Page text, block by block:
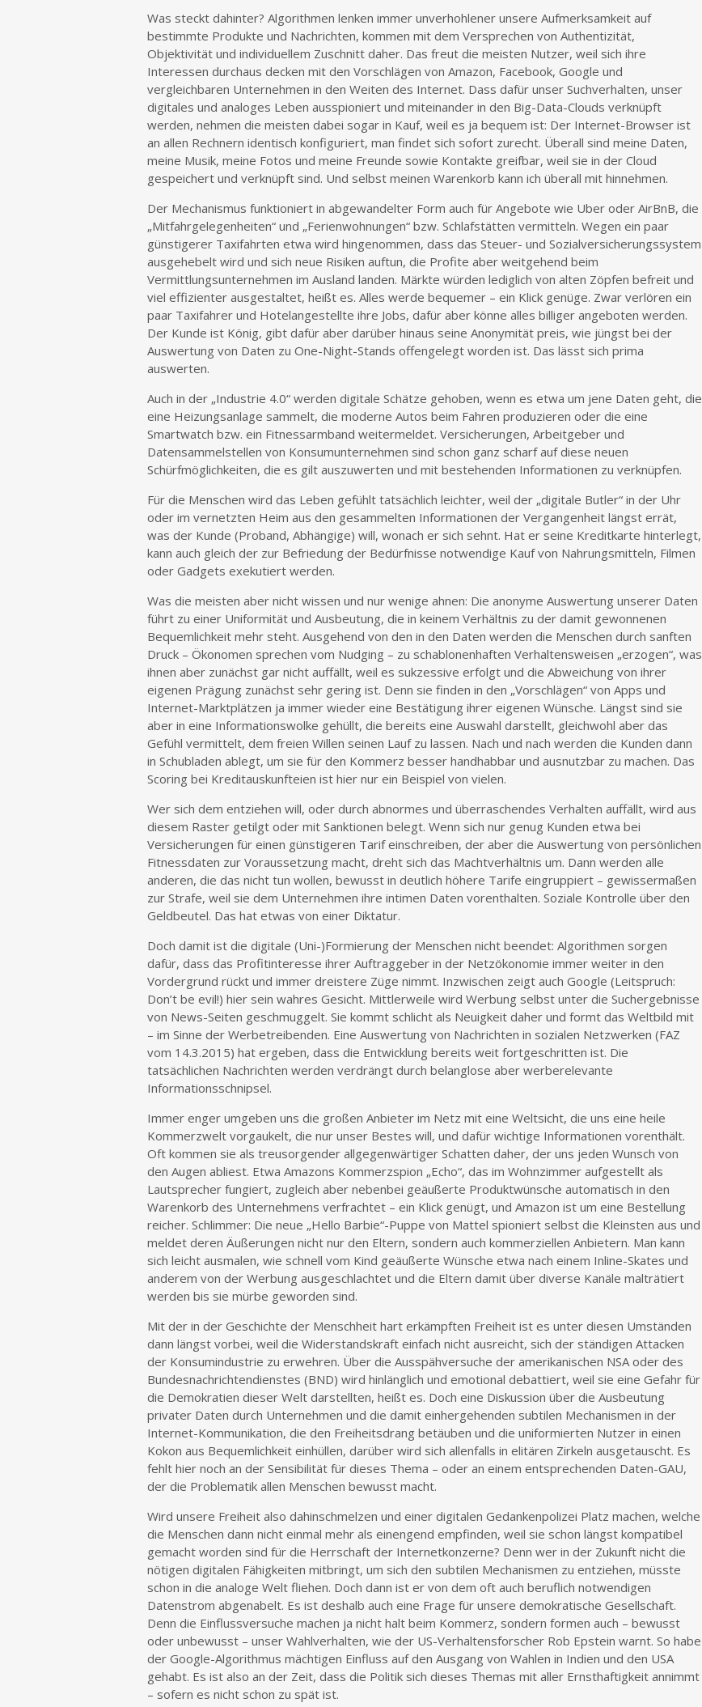
Was steckt dahinter? Algorithmen lenken immer unverhohlener unsere Aufmerksamkeit auf
bestimmte Produkte und Nachrichten, kommen mit dem Versprechen von Authentizität,
Objektivität und individuellem Zuschnitt daher. Das freut die meisten Nutzer, weil sich ihre
Interessen durchaus decken mit den Vorschlägen von Amazon, Facebook, Google und
vergleichbaren Unternehmen in den Weiten des Internet. Dass dafür unser Suchverhalten, unser
digitales und analoges Leben ausspioniert und miteinander in den Big-Data-Clouds verknüpft
werden, nehmen die meisten dabei sogar in Kauf, weil es ja bequem ist: Der Internet-Browser ist
an allen Rechnern identisch konfiguriert, man findet sich sofort zurecht. Überall sind meine Daten,
meine Musik, meine Fotos und meine Freunde sowie Kontakte greifbar, weil sie in der Cloud
gespeichert und verknüpft sind. Und selbst meinen Warenkorb kann ich überall mit hinnehmen.
Der Mechanismus funktioniert in abgewandelter Form auch für Angebote wie Uber oder AirBnB, die
„Mitfahrgelegenheiten“ und „Ferienwohnungen“ bzw. Schlafstätten vermitteln. Wegen ein paar
günstigerer Taxifahrten etwa wird hingenommen, dass das Steuer- und Sozialversicherungssystem
ausgehebelt wird und sich neue Risiken auftun, die Profite aber weitgehend beim
Vermittlungsunternehmen im Ausland landen. Märkte würden lediglich von alten Zöpfen befreit und
viel effizienter ausgestaltet, heißt es. Alles werde bequemer – ein Klick genüge. Zwar verlören ein
paar Taxifahrer und Hotelangestellte ihre Jobs, dafür aber könne alles billiger angeboten werden.
Der Kunde ist König, gibt dafür aber darüber hinaus seine Anonymität preis, wie jüngst bei der
Auswertung von Daten zu One-Night-Stands offengelegt worden ist. Das lässt sich prima
auswerten.
Auch in der „Industrie 4.0“ werden digitale Schätze gehoben, wenn es etwa um jene Daten geht, die
eine Heizungsanlage sammelt, die moderne Autos beim Fahren produzieren oder die eine
Smartwatch bzw. ein Fitnessarmband weitermeldet. Versicherungen, Arbeitgeber und
Datensammelstellen von Konsumunternehmen sind schon ganz scharf auf diese neuen
Schürfmöglichkeiten, die es gilt auszuwerten und mit bestehenden Informationen zu verknüpfen.
Für die Menschen wird das Leben gefühlt tatsächlich leichter, weil der „digitale Butler“ in der Uhr
oder im vernetzten Heim aus den gesammelten Informationen der Vergangenheit längst errät,
was der Kunde (Proband, Abhängige) will, wonach er sich sehnt. Hat er seine Kreditkarte hinterlegt,
kann auch gleich der zur Befriedung der Bedürfnisse notwendige Kauf von Nahrungsmitteln, Filmen
oder Gadgets exekutiert werden.
Was die meisten aber nicht wissen und nur wenige ahnen: Die anonyme Auswertung unserer Daten
führt zu einer Uniformität und Ausbeutung, die in keinem Verhältnis zu der damit gewonnenen
Bequemlichkeit mehr steht. Ausgehend von den in den Daten werden die Menschen durch sanften
Druck – Ökonomen sprechen vom Nudging – zu schablonenhaften Verhaltensweisen „erzogen“, was
ihnen aber zunächst gar nicht auffällt, weil es sukzessive erfolgt und die Abweichung von ihrer
eigenen Prägung zunächst sehr gering ist. Denn sie finden in den „Vorschlägen“ von Apps und
Internet-Marktplätzen ja immer wieder eine Bestätigung ihrer eigenen Wünsche. Längst sind sie
aber in eine Informationswolke gehüllt, die bereits eine Auswahl darstellt, gleichwohl aber das
Gefühl vermittelt, dem freien Willen seinen Lauf zu lassen. Nach und nach werden die Kunden dann
in Schubladen ablegt, um sie für den Kommerz besser handhabbar und ausnutzbar zu machen. Das
Scoring bei Kreditauskunfteien ist hier nur ein Beispiel von vielen.
Wer sich dem entziehen will, oder durch abnormes und überraschendes Verhalten auffällt, wird aus
diesem Raster getilgt oder mit Sanktionen belegt. Wenn sich nur genug Kunden etwa bei
Versicherungen für einen günstigeren Tarif einschreiben, der aber die Auswertung von persönlichen
Fitnessdaten zur Voraussetzung macht, dreht sich das Machtverhältnis um. Dann werden alle
anderen, die das nicht tun wollen, bewusst in deutlich höhere Tarife eingruppiert – gewissermaßen
zur Strafe, weil sie dem Unternehmen ihre intimen Daten vorenthalten. Soziale Kontrolle über den
Geldbeutel. Das hat etwas von einer Diktatur.
Doch damit ist die digitale (Uni-)Formierung der Menschen nicht beendet: Algorithmen sorgen
dafür, dass das Profitinteresse ihrer Auftraggeber in der Netzökonomie immer weiter in den
Vordergrund rückt und immer dreistere Züge nimmt. Inzwischen zeigt auch Google (Leitspruch:
Don’t be evil!) hier sein wahres Gesicht. Mittlerweile wird Werbung selbst unter die Suchergebnisse
von News-Seiten geschmuggelt. Sie kommt schlicht als Neuigkeit daher und formt das Weltbild mit
– im Sinne der Werbetreibenden. Eine Auswertung von Nachrichten in sozialen Netzwerken (FAZ
vom 14.3.2015) hat ergeben, dass die Entwicklung bereits weit fortgeschritten ist. Die
tatsächlichen Nachrichten werden verdrängt durch belanglose aber werberelevante
Informationsschnipsel.
Immer enger umgeben uns die großen Anbieter im Netz mit eine Weltsicht, die uns eine heile
Kommerzwelt vorgaukelt, die nur unser Bestes will, und dafür wichtige Informationen vorenthält.
Oft kommen sie als treusorgender allgegenwärtiger Schatten daher, der uns jeden Wunsch von
den Augen abliest. Etwa Amazons Kommerzspion „Echo“, das im Wohnzimmer aufgestellt als
Lautsprecher fungiert, zugleich aber nebenbei geäußerte Produktwünsche automatisch in den
Warenkorb des Unternehmens verfrachtet – ein Klick genügt, und Amazon ist um eine Bestellung
reicher. Schlimmer: Die neue „Hello Barbie“-Puppe von Mattel spioniert selbst die Kleinsten aus und
meldet deren Äußerungen nicht nur den Eltern, sondern auch kommerziellen Anbietern. Man kann
sich leicht ausmalen, wie schnell vom Kind geäußerte Wünsche etwa nach einem Inline-Skates und
anderem von der Werbung ausgeschlachtet und die Eltern damit über diverse Kanäle malträtiert
werden bis sie mürbe geworden sind.
Mit der in der Geschichte der Menschheit hart erkämpften Freiheit ist es unter diesen Umständen
dann längst vorbei, weil die Widerstandskraft einfach nicht ausreicht, sich der ständigen Attacken
der Konsumindustrie zu erwehren. Über die Ausspähversuche der amerikanischen NSA oder des
Bundesnachrichtendienstes (BND) wird hinlänglich und emotional debattiert, weil sie eine Gefahr für
die Demokratien dieser Welt darstellten, heißt es. Doch eine Diskussion über die Ausbeutung
privater Daten durch Unternehmen und die damit einhergehenden subtilen Mechanismen in der
Internet-Kommunikation, die den Freiheitsdrang betäuben und die uniformierten Nutzer in einen
Kokon aus Bequemlichkeit einhüllen, darüber wird sich allenfalls in elitären Zirkeln ausgetauscht. Es
fehlt hier noch an der Sensibilität für dieses Thema – oder an einem entsprechenden Daten-GAU,
der die Problematik allen Menschen bewusst macht.
Wird unsere Freiheit also dahinschmelzen und einer digitalen Gedankenpolizei Platz machen, welche
die Menschen dann nicht einmal mehr als einengend empfinden, weil sie schon längst kompatibel
gemacht worden sind für die Herrschaft der Internetkonzerne? Denn wer in der Zukunft nicht die
nötigen digitalen Fähigkeiten mitbringt, um sich den subtilen Mechanismen zu entziehen, müsste
schon in die analoge Welt fliehen. Doch dann ist er von dem oft auch beruflich notwendigen
Datenstrom abgenabelt. Es ist deshalb auch eine Frage für unsere demokratische Gesellschaft.
Denn die Einflussversuche machen ja nicht halt beim Kommerz, sondern formen auch – bewusst
oder unbewusst – unser Wahlverhalten, wie der US-Verhaltensforscher Rob Epstein warnt. So habe
der Google-Algorithmus mächtigen Einfluss auf den Ausgang von Wahlen in Indien und den USA
gehabt. Es ist also an der Zeit, dass die Politik sich dieses Themas mit aller Ernsthaftigkeit annimmt
– sofern es nicht schon zu spät ist.